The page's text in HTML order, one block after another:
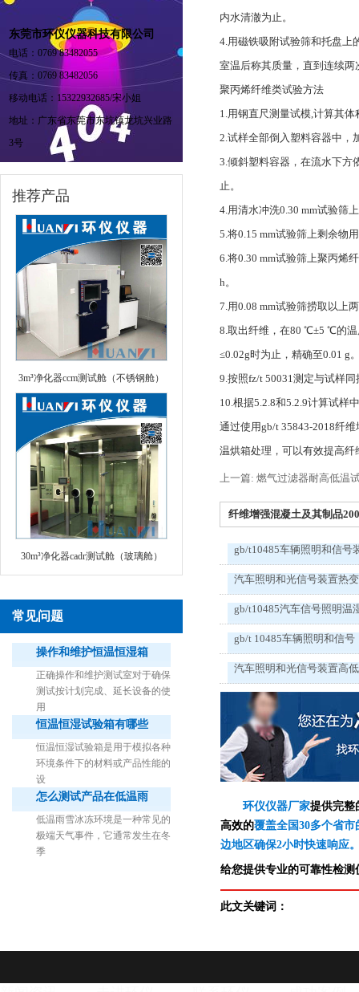
东莞市环仪仪器科技有限公司
电话：0769 83482055
传真：0769 83482056
移动电话：15322932685/宋小姐
地址：广东省东莞市东坑镇龙坑兴业路
3号
推荐产品
3m³净化器ccm测试舱（不锈钢舱）
30m³净化器cadr测试舱（玻璃舱）
常见问题
操作和维护恒温恒湿箱
正确操作和维护测试室对于确保
测试按计划完成、延长设备的使
用
恒温恒湿试验箱有哪些
恒温恒湿试验箱是用于模拟各种
环境条件下的材料或产品性能的
设
怎么测试产品在低温雨
低温雨雪冰冻环境是一种常见的
极端天气事件，它通常发生在冬
季
内水清澈为止。
4.用磁铁吸附试验筛和托盘
室温后称其质量，直到连续两
聚丙烯纤维类试验方法
1.用钢直尺测量试模,计算其体
2.试样全部倒入塑料容器中，
3.倾斜塑料容器，在流水下方
止。
4.用清水冲洗0.30 mm试验筛
5.将0.15 mm试验筛上剩余物
6.将0.30 mm试验筛上聚丙烯
h。
7.用0.08 mm试验筛捞取以上
8.取出纤维，在80 ℃±5 ℃的温
≤0.02g时为止，精确至0.01 g
9.按照fz/t 50031测定与试样
10.根据5.2.8和5.2.9计算试样
通过使用gb/t 35843-2018纤
温烘箱处理，可以有效提高
上一篇: 燃气过滤器耐高低温
纤维增强混凝土及其制品
gb/t10485车辆照明和信号
汽车照明和光信号装置热
gb/t10485汽车信号照明温
gb/t 10485车辆照明和信号
汽车照明和光信号装置高
环仪仪器厂家提供完整
高效的覆盖全国30多个省
边地区确保2小时快速响应
给您提供专业的可靠性检测
此文关键词：